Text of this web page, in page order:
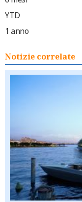
YTD
1 anno
Notizie correlate